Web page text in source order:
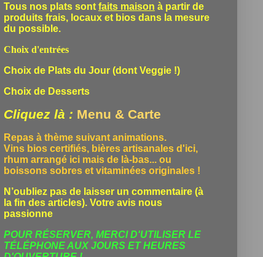
Tous nos plats sont faits maison à partir de
produits frais, locaux et bios dans la mesure
du possible.
Choix d'entrées
Choix de Plats du Jour (dont Veggie !)
Choix de Desserts
Cliquez là : Menu & Carte
Repas à thème suivant animations.
Vins bios certifiés, bières artisanales d'ici,
rhum arrangé ici mais de là-bas... ou
boissons sobres et vitaminées originales !
N’oubliez pas de laisser un commentaire (à
la fin des articles). Votre avis nous
passionne
POUR RÉSERVER, MERCI D'UTILISER LE
TÉLÉPHONEAUX JOURS ET HEURES